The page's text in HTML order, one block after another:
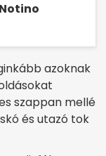
Notino
azoknak
szappan mellé
és utazó tok